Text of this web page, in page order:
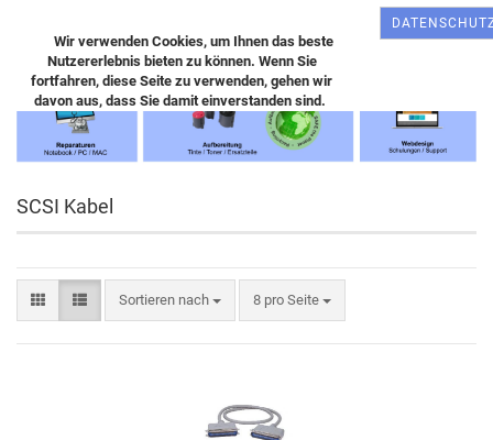
Wir verwenden Cookies, um Ihnen das beste
Nutzererlebnis bieten zu können. Wenn Sie
fortfahren, diese Seite zu verwenden, gehen wir
davon aus, dass Sie damit einverstanden sind.
SCSI Kabel
Sortieren nach 8 pro Seite